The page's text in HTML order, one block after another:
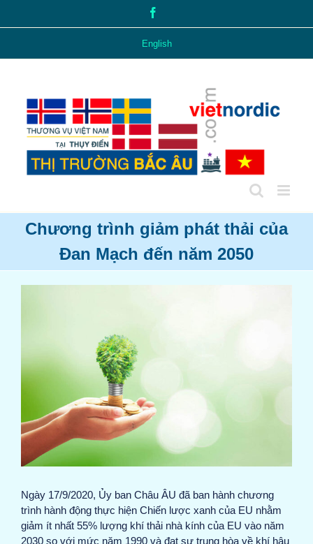
English
Chương trình giảm phát thải của
Đan Mạch đến năm 2050
Ngày 17/9/2020, Ủy ban Châu ÂU đã ban hành chương
trình hành động thực hiện Chiến lược xanh của EU nhằm
giảm ít nhất 55% lượng khí thải nhà kính của EU vào năm
2030 so với mức năm 1990 và đạt sự trung hòa về khí hậu